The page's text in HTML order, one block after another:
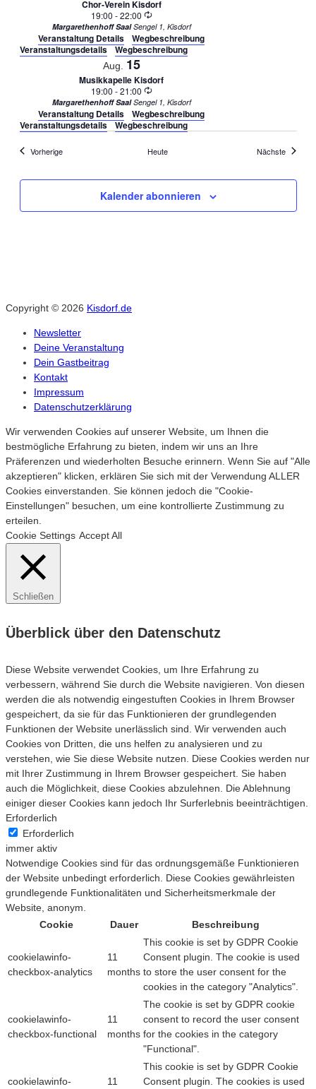
Chor-Verein Kisdorf
19:00 -22:00 Wiederholung
Margarethenhoff Saal Sengel 1, Kisdorf
Veranstaltung Details
Wegbeschreibung
Veranstaltungsdetails
Wegbeschreibung
Aug. 15
Musikkapelle Kisdorf
19:00 -21:00 Wiederholung
Margarethenhoff Saal Sengel 1, Kisdorf
Veranstaltung Details
Wegbeschreibung
Veranstaltungsdetails
Wegbeschreibung
VorherigeVeranstaltungen Heute Nächste
Kalender abonnieren
Copyright © 2026 Kisdorf.de
Newsletter
Deine Veranstaltung
Dein Gastbeitrag
Kontakt
Impressum
Datenschutzerklärung
Wir verwenden Cookies auf unserer Website, um Ihnen die
bestmögliche Erfahrung zu bieten, indem wir uns an Ihre
Präferenzen und wiederholten Besuche erinnern. Wenn Sie auf "Alle
akzeptieren" klicken, erklären Sie sich mit der Verwendung ALLER
Cookies einverstanden. Sie können jedoch die "Cookie-
Einstellungen" besuchen, um eine kontrollierte Zustimmung zu
erteilen.
Cookie Settings Accept All
Schließen
Überblick über den Datenschutz
Diese Website verwendet Cookies, um Ihre Erfahrung zu
verbessern, während Sie durch die Website navigieren. Von diesen
werden die als notwendig eingestuften Cookies in Ihrem Browser
gespeichert, da sie für das Funktionieren der grundlegenden
Funktionen der Website unerlässlich sind. Wir verwenden auch
Cookies von Dritten, die uns helfen zu analysieren und zu
verstehen, wie Sie diese Website nutzen. Diese Cookies werden nur
mit Ihrer Zustimmung in Ihrem Browser gespeichert. Sie haben
auch die Möglichkeit, diese Cookies abzulehnen. Die Ablehnung
einiger dieser Cookies kann jedoch Ihr Surferlebnis beeinträchtigen.
Erforderlich
Erforderlich
immer aktiv
Notwendige Cookies sind für das ordnungsgemäße Funktionieren
der Website unbedingt erforderlich. Diese Cookies gewährleisten
grundlegende Funktionalitäten und Sicherheitsmerkmale der
Website, anonym.
Cookie
Dauer Beschreibung
cookielawinfo-
checkbox-analytics
11
months
This cookie is set by GDPR Cookie
Consent plugin. The cookie is used
to store the user consent for the
cookies in the category "Analytics".
cookielawinfo-
checkbox-functional
11
months
The cookie is set by GDPR cookie
consent to record the user consent
for the cookies in the category
"Functional".
cookielawinfo-
11
This cookie is set by GDPR Cookie
Consent plugin. The cookies is used